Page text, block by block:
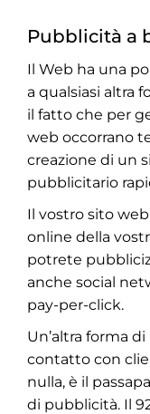
Pubblicità a
Il Web ha una
a qualsiasi altra
il fatto che per
web occorrano
creazione di un
pubblicitario
Il vostro sito
online della
potrete
anche social
pay-per-click.
Un’altra forma
contatto con
nulla, è il
di pubblicità. Il